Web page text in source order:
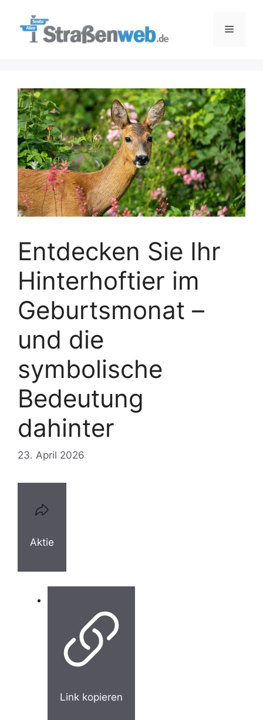
Menü
Entdecken Sie Ihr
Hinterhoftier im
Geburtsmonat –
und die
symbolische
Bedeutung
dahinter
23. April 2026
Aktie
Link kopieren